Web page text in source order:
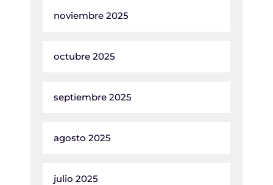
noviembre 2025
octubre 2025
septiembre 2025
agosto 2025
julio 2025